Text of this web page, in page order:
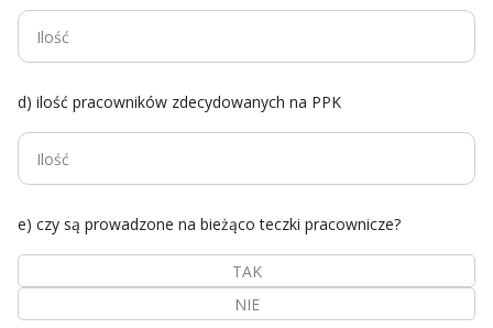
d) ilość pracowników zdecydowanych na PPK
e) czy są prowadzone na bieżąco teczki pracownicze?
TAK
NIE